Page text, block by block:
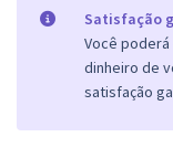
Satisfação
Você
dinheiro de
satisfação